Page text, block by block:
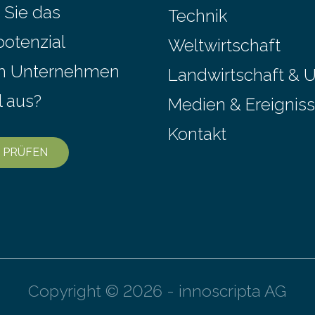
mit scheibenförmiger
Bernstein stellt gleichzeitig
Fossilfund einer
Mesozoikum dar, denn…
das
Unternehmen
Technik
Weltwirtschaft
Landwirtschaft &
Medien &
Kontakt
Copyright © 2026 - innoscripta AG